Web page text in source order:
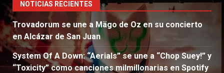
NOTICIAS RECIENTES
Trovadorum se une a Mägo de Oz en su concierto
en Alcázar de San Juan
System Of A Down: “Aerials” se une a “Chop Suey!” y
“Toxicity” como canciones milmillonarias en Spotify